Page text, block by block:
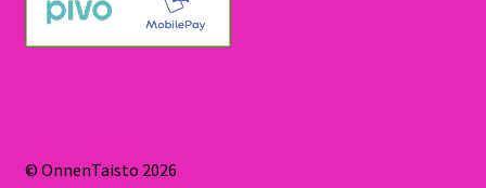
© OnnenTaisto 2026